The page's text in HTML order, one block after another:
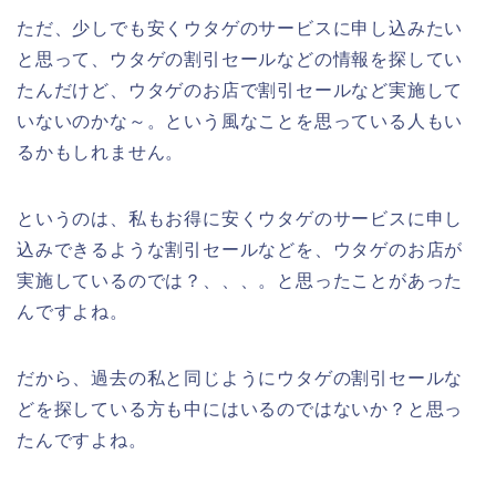
ただ、少しでも安くウタゲのサービスに申し込みたい
と思って、ウタゲの割引セールなどの情報を探してい
たんだけど、ウタゲのお店で割引セールなど実施して
いないのかな～。という風なことを思っている人もい
るかもしれません。
というのは、私もお得に安くウタゲのサービスに申し
込みできるような割引セールなどを、ウタゲのお店が
実施しているのでは？、、、。と思ったことがあった
んですよね。
だから、過去の私と同じようにウタゲの割引セールな
どを探している方も中にはいるのではないか？と思っ
たんですよね。